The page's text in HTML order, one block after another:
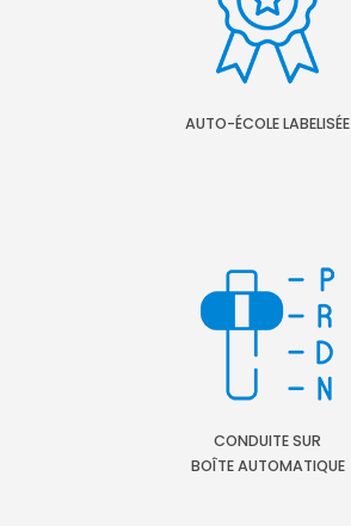
AUTO-ÉCOLE LABELISÉE
CONDUITE SUR
BOÎTE AUTOMATIQUE